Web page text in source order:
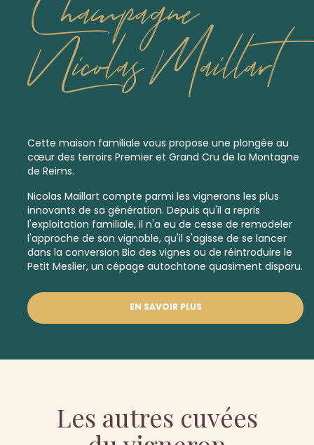
Nicolas Maillart
Cette maison familiale vous propose une plongée au
cœur des terroirs Premier et Grand Cru de la Montagne
de Reims.
Nicolas Maillart compte parmi les vignerons les plus
innovants de sa génération. Depuis qu'il a repris
l'exploitation familiale, il n'a eu de cesse de remodeler
l'approche de son vignoble, qu'il s'agisse de se lancer
dans la conversion Bio des vignes ou de réintroduire le
Petit Meslier, un cépage autochtone quasiment disparu.
EN SAVOIR PLUS
Les autres cuvées